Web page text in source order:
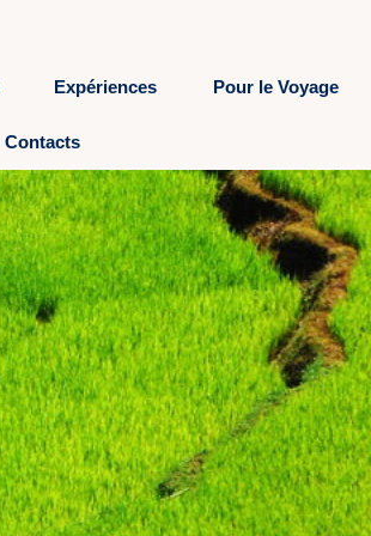
Expériences Pour le Voyage
Contacts